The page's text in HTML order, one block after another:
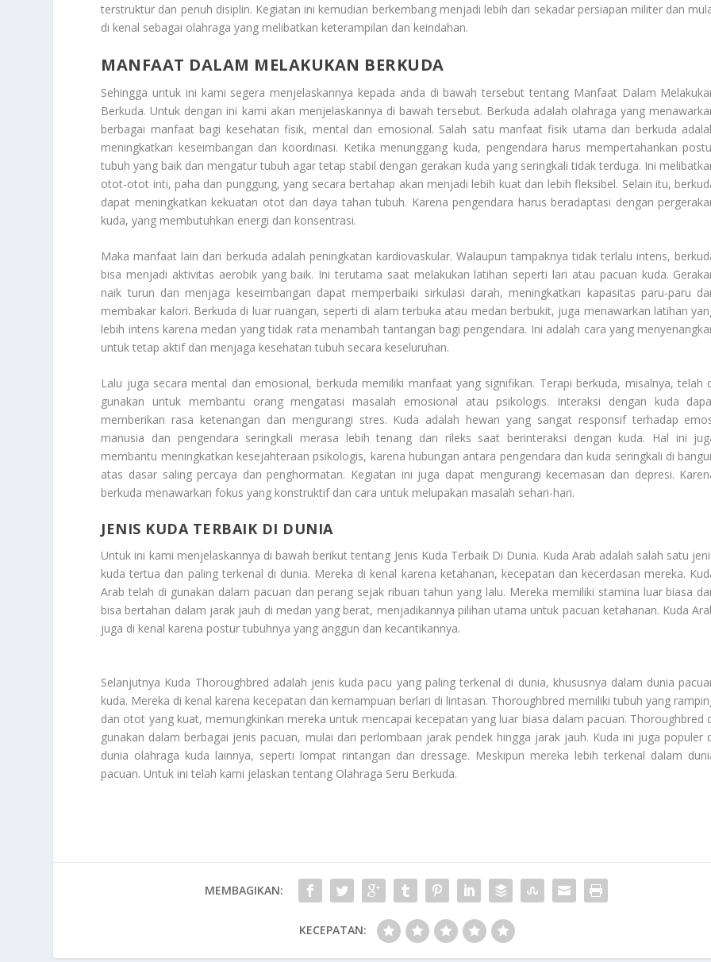
terstruktur dan penuh disiplin. Kegiatan ini kemudian berkembang menjadi lebih dari sekadar persiapan militer dan
di kenal sebagai olahraga yang melibatkan keterampilan dan keindahan.
MANFAAT DALAM MELAKUKAN BERKUDA
Sehingga untuk ini kami segera menjelaskannya kepada anda di bawah tersebut tentang Manfaat Dalam
Berkuda. Untuk dengan ini kami akan menjelaskannya di bawah tersebut. Berkuda adalah olahraga yang
berbagai manfaat bagi kesehatan fisik, mental dan emosional. Salah satu manfaat fisik utama dari berkuda
meningkatkan keseimbangan dan koordinasi. Ketika menunggang kuda, pengendara harus mempertahankan
tubuh yang baik dan mengatur tubuh agar tetap stabil dengan gerakan kuda yang seringkali tidak terduga. Ini
otot-otot inti, paha dan punggung, yang secara bertahap akan menjadi lebih kuat dan lebih fleksibel. Selain itu,
dapat meningkatkan kekuatan otot dan daya tahan tubuh. Karena pengendara harus beradaptasi dengan
kuda, yang membutuhkan energi dan konsentrasi.
Maka manfaat lain dari berkuda adalah peningkatan kardiovaskular. Walaupun tampaknya tidak terlalu intens,
bisa menjadi aktivitas aerobik yang baik. Ini terutama saat melakukan latihan seperti lari atau pacuan kuda.
naik turun dan menjaga keseimbangan dapat memperbaiki sirkulasi darah, meningkatkan kapasitas paru-paru
membakar kalori. Berkuda di luar ruangan, seperti di alam terbuka atau medan berbukit, juga menawarkan latihan
lebih intens karena medan yang tidak rata menambah tantangan bagi pengendara. Ini adalah cara yang
untuk tetap aktif dan menjaga kesehatan tubuh secara keseluruhan.
Lalu juga secara mental dan emosional, berkuda memiliki manfaat yang signifikan. Terapi berkuda, misalnya, telah
gunakan untuk membantu orang mengatasi masalah emosional atau psikologis. Interaksi dengan kuda
memberikan rasa ketenangan dan mengurangi stres. Kuda adalah hewan yang sangat responsif terhadap
manusia dan pengendara seringkali merasa lebih tenang dan rileks saat berinteraksi dengan kuda. Hal ini
membantu meningkatkan kesejahteraan psikologis, karena hubungan antara pengendara dan kuda seringkali di
atas dasar saling percaya dan penghormatan. Kegiatan ini juga dapat mengurangi kecemasan dan depresi.
berkuda menawarkan fokus yang konstruktif dan cara untuk melupakan masalah sehari-hari.
JENIS KUDA TERBAIK DI DUNIA
Untuk ini kami menjelaskannya di bawah berikut tentang Jenis Kuda Terbaik Di Dunia. Kuda Arab adalah salah satu
kuda tertua dan paling terkenal di dunia. Mereka di kenal karena ketahanan, kecepatan dan kecerdasan mereka.
Arab telah di gunakan dalam pacuan dan perang sejak ribuan tahun yang lalu. Mereka memiliki stamina luar biasa
bisa bertahan dalam jarak jauh di medan yang berat, menjadikannya pilihan utama untuk pacuan ketahanan. Kuda
juga di kenal karena postur tubuhnya yang anggun dan kecantikannya.
Selanjutnya Kuda Thoroughbred adalah jenis kuda pacu yang paling terkenal di dunia, khususnya dalam dunia
kuda. Mereka di kenal karena kecepatan dan kemampuan berlari di lintasan. Thoroughbred memiliki tubuh yang
dan otot yang kuat, memungkinkan mereka untuk mencapai kecepatan yang luar biasa dalam pacuan. Thoroughbred
gunakan dalam berbagai jenis pacuan, mulai dari perlombaan jarak pendek hingga jarak jauh. Kuda ini juga populer
dunia olahraga kuda lainnya, seperti lompat rintangan dan dressage. Meskipun mereka lebih terkenal dalam
pacuan. Untuk ini telah kami jelaskan tentang Olahraga Seru Berkuda.
MEMBAGIKAN:
KECEPATAN: